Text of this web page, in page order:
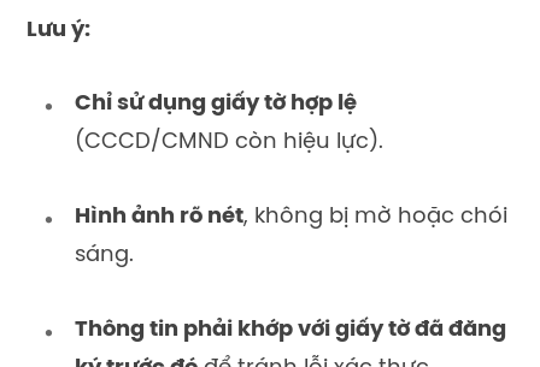
Lưu ý:
Chỉ sử dụng giấy tờ hợp lệ
(CCCD/CMND còn hiệu lực).
Hình ảnh rõ nét, không bị mờ hoặc chói
sáng.
Thông tin phải khớp với giấy tờ đã đăng